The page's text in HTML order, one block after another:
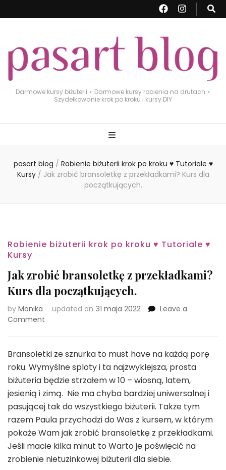
Darmowe kursy biżuterii ⋆ Darmowe kursy robienia na drutach ⋆
Szydełkowanie krok po kroku i kursy DIY
pasart blog / Robienie biżuterii krok po kroku ♥ Tutoriale ♥
Kursy / Jak zrobić bransoletkę z przekładkami? Kurs dla
początkujących.
Robienie biżuterii krok po kroku ♥ Tutoriale ♥
Kursy
Jak zrobić bransoletkę z przekładkami?
Kurs dla początkujących.
by Monika updated on 31 maja 2022
Leave a
Comment
bransoletkę
przekładkami?
Kurs
dla
początkujących.
Bransoletki ze sznurka to must have na każdą porę
roku. Wymyślne sploty i ta najzwyklejsza, prosta
biżuteria będzie strzałem w 10 – wiosną, latem,
jesienią i zimą. Nie ma chyba bardziej uniwersalnej i
pasującej tak do wszystkiego biżuterii. Także tym
razem Paula przychodzi do Was z kursem, w którym
pokaże Wam jak zrobić bransoletkę z przekładkami.
Jeśli macie kilka minut to Warto je poświęcić na
zrobienie nietuzinkowej biżuterii dla siebie.